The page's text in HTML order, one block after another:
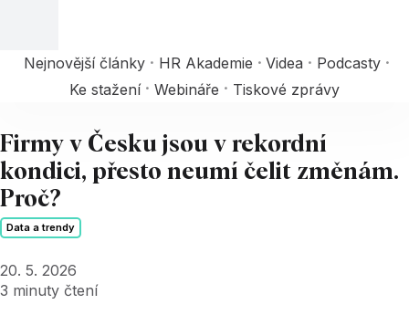
Nejnovější články HR Akademie Videa
Podcasty
Ke stažení
Webináře Tiskové zprávy
Firmy v Česku jsou v rekordní
kondici, přesto neumí čelit změnám.
Proč?
Data a trendy
20. 5. 2026
3 minuty čtení